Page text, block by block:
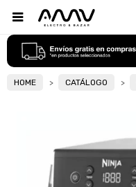

HOME CATÁLOGO